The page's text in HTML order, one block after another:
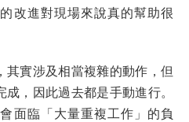
改進對現場來說真的幫助很
其實涉及相當複雜的動作，但
，因此過去都是手動進行。
面臨「大量重複工作」的負